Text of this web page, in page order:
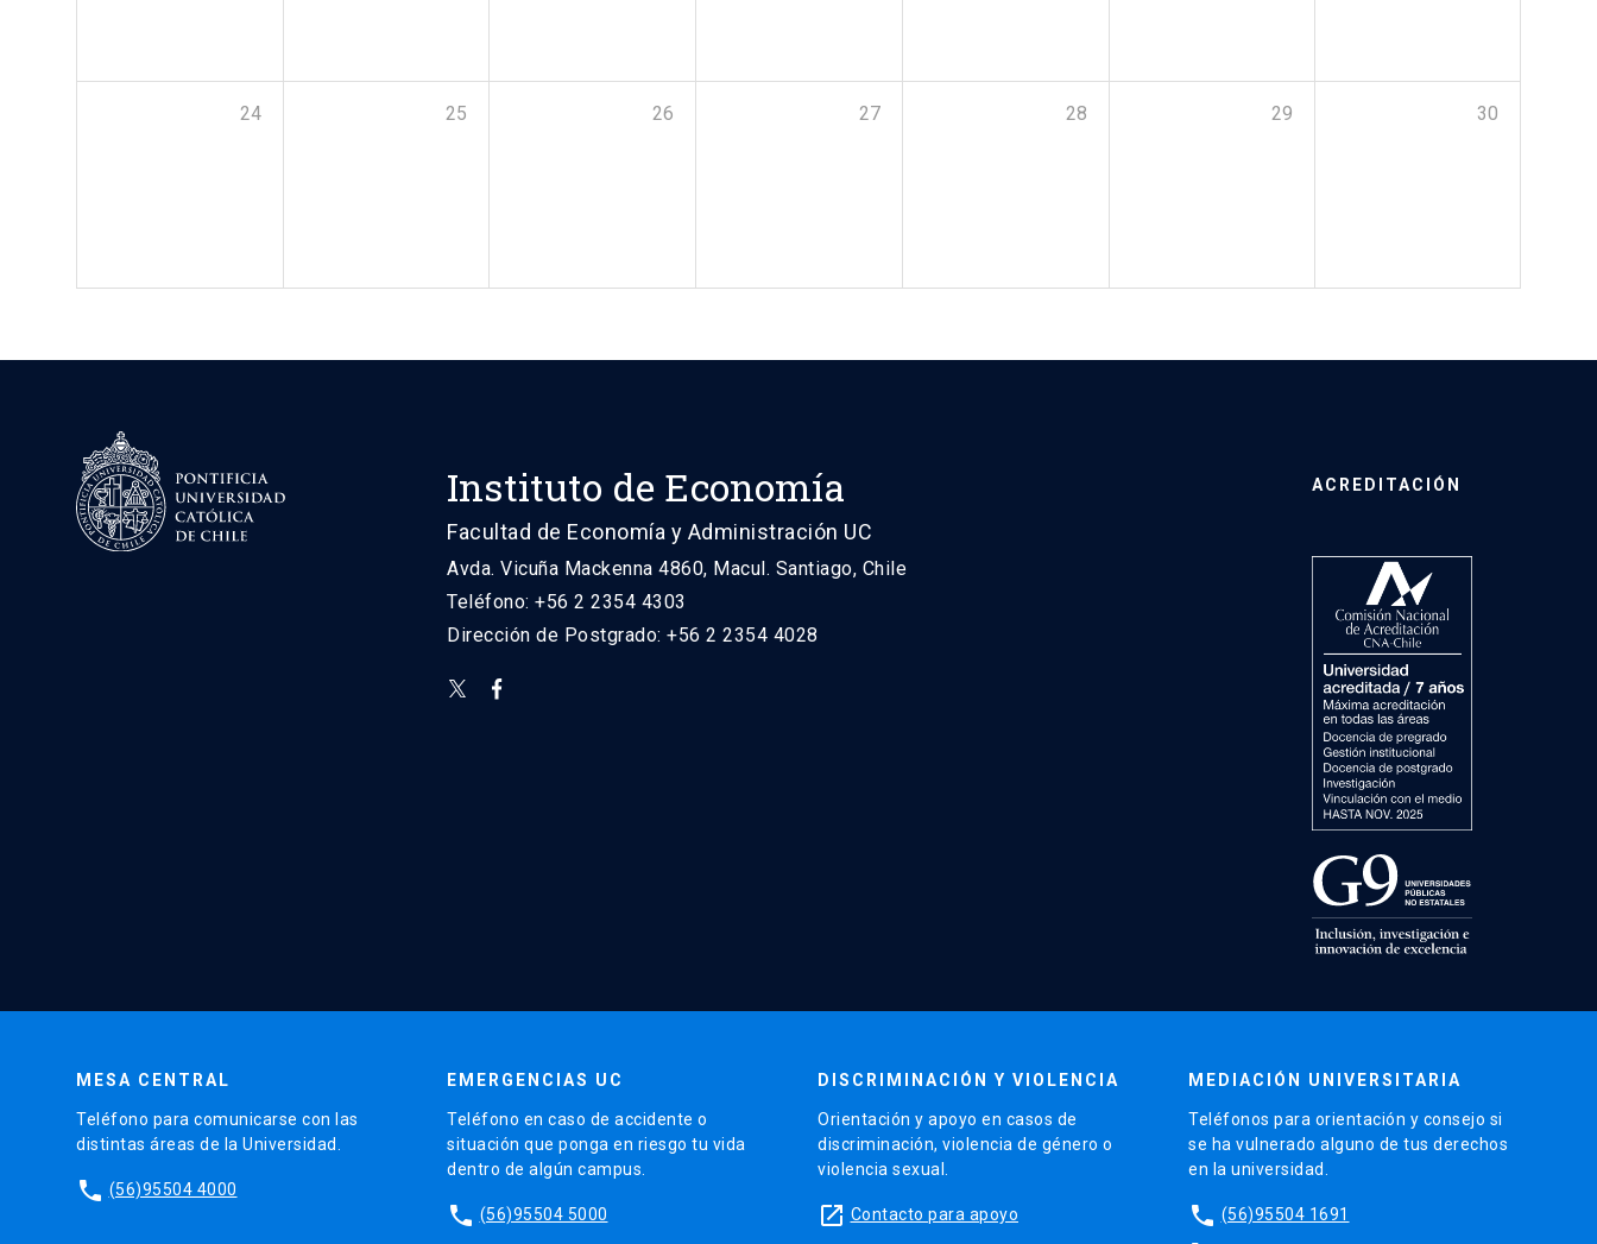
24 25 26 27 28 29 30
Instituto de Economía
Facultad de Economía y Administración UC
Avda. Vicuña Mackenna 4860, Macul. Santiago, Chile
Teléfono: +56 2 2354 4303
Dirección de Postgrado: +56 2 2354 4028
ACREDITACIÓN
MESA CENTRAL
Teléfono para comunicarse con las
distintas áreas de la Universidad.
phone (56)95504 4000
EMERGENCIAS UC
Teléfono en caso de accidente o
situación que ponga en riesgo tu vida
dentro de algún campus.
phone (56)95504 5000
DISCRIMINACIÓN Y VIOLENCIA
Orientación y apoyo en casos de
discriminación, violencia de género o
violencia sexual.
launch Contacto para apoyo
MEDIACIÓN UNIVERSITARIA
Teléfonos para orientación y consejo si
se ha vulnerado alguno de tus derechos
en la universidad.
phone (56)95504 1691